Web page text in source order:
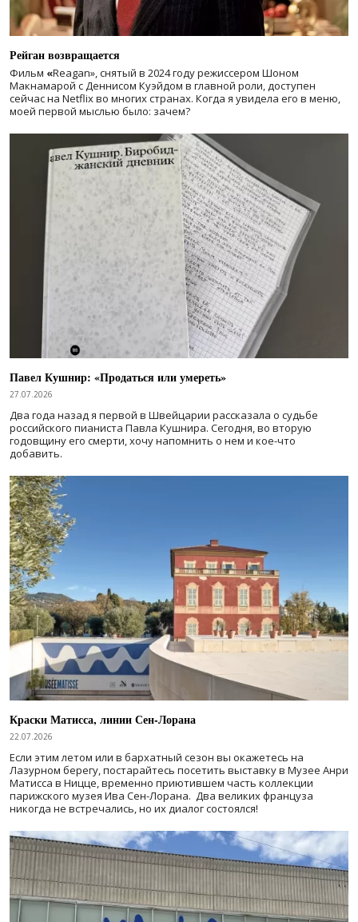
Рейган возвращается
Фильм «Reagan», снятый в 2024 годурежиссером Шоном
Макнамарой с Деннисом Куэйдом в главной роли, доступен
сейчас на Netflix во многих странах. Когда я увидела его в меню,
моей первой мыслью было: зачем?
Павел Кушнир: «Продаться или умереть»
27.07.2026
Два года назад я первой в Швейцарии рассказала о судьбе
российского пианиста Павла Кушнира. Сегодня, во вторую
годовщину его смерти, хочу напомнить о нем и кое-что
добавить.
Краски Матисса, линии Сен-Лорана
22.07.2026
Если этим летом или в бархатный сезон вы окажетесь на
Лазурном берегу, постарайтесь посетить выставку в Музее Анри
Матисса в Ницце, временно приютившем часть коллекции
парижского музея Ива Сен-Лорана. Два великих француза
никогда не встречались, но их диалог состоялся!